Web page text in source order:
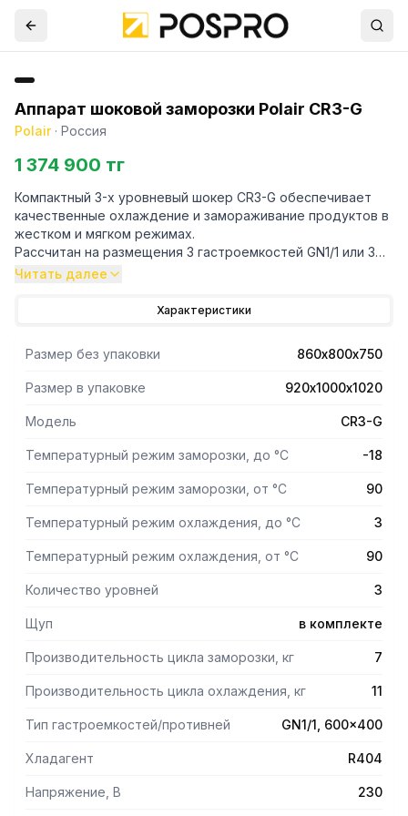
Аппарат шоковой заморозки Polair CR3-G
Polair· Россия
1 374 900 тг
Компактный 3-х уровневый шокер CR3-G обеспечивает
качественные охлаждение и замораживание продуктов в
жестком и мягком режимах.
Рассчитан на размещения 3 гастроемкостей GN1/1 или 3
противней EN40х60. Расстояние между направляющими
Благодаря своей высоте - 790 мм особенно удобен для
Оттайка горячим газом, функции закалки мороженого и
санитаризации рыбы – важные особенности модели.
Термощуп с подогревом в комплекте поставки дает
возможность завершения циклов не только по
нужной температуры внутри продукта.
использовать сохраненные и создавать собственные
ошибки персонала.
справа налево (левой рукой). Сторону открывания двери,
размещении заказа.
Читать далее
Характеристики
Размер без упаковки 860х800х750
Размер в упаковке 920х1000х1020
Модель CR3-G
Температурный режим заморозки, до °С -18
Температурный режим заморозки, от °С 90
Температурный режим охлаждения, до °С 3
Температурный режим охлаждения, от °С 90
Количество уровней 3
Щуп в комплекте
Производительность цикла заморозки, кг 7
Производительность цикла охлаждения, кг 11
Тип гастроемкостей/противней GN1/1, 600x400
Хладагент R404
Напряжение, В 230